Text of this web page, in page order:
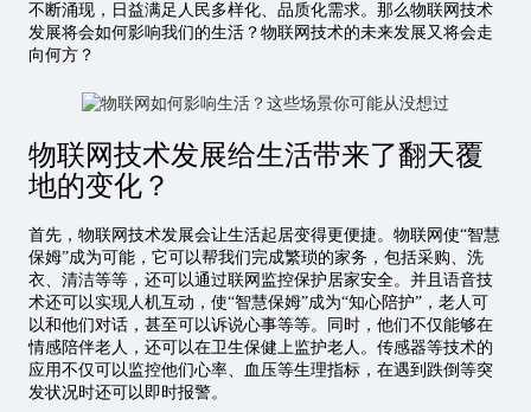
不断涌现，日益满足人民多样化、品质化需求。那么物联网技术
发展将会如何影响我们的生活？物联网技术的未来发展又将会走
向何方？
物联网技术发展给生活带来了翻天覆
地的变化？
首先，物联网技术发展会让生活起居变得更便捷。物联网使“智慧
保姆”成为可能，它可以帮我们完成繁琐的家务，包括采购、洗
衣、清洁等等，还可以通过联网监控保护居家安全。并且语音技
术还可以实现人机互动，使“智慧保姆”成为“知心陪护”，老人可
以和他们对话，甚至可以诉说心事等等。同时，他们不仅能够在
情感陪伴老人，还可以在卫生保健上监护老人。传感器等技术的
应用不仅可以监控他们心率、血压等生理指标，在遇到跌倒等突
发状况时还可以即时报警。